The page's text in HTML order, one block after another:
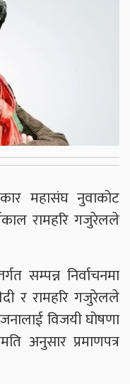
महासंघ नुवाकोट
रामहरि गजुरेलले
सम्पन्न निर्वाचनमा
र रामहरि गजुरेलले
विजयी घोषणा
अनुसार प्रमाणपत्र